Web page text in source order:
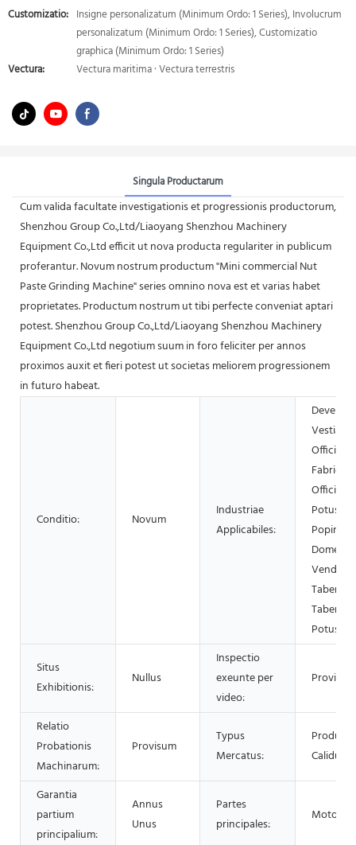
Customizatio: Insigne personalizatum (Minimum Ordo: 1 Series), Involucrum
personalizatum (Minimum Ordo: 1 Series), Customizatio
graphica (Minimum Ordo: 1 Series)
Vectura:
Vectura maritima · Vectura terrestris
Singula Productarum
Cum valida facultate investigationis et progressionis productorum,
Shenzhou Group Co.,Ltd/Liaoyang Shenzhou Machinery
Equipment Co.,Ltd efficit ut nova producta regulariter in publicum
proferantur. Novum nostrum productum "Mini commercial Nut
Paste Grinding Machine" series omnino nova est et varias habet
proprietates. Productum nostrum ut tibi perfecte conveniat aptari
potest. Shenzhou Group Co.,Ltd/Liaoyang Shenzhou Machinery
Equipment Co.,Ltd negotium suum in foro feliciter per annos
proximos auxit et fieri potest ut societas meliorem progressionem
in futuro habeat.
Conditio: Novum
Industriae
Applicabiles:
Vestiaria,
Officina
Officina
Potus,
Popina,
Taberna
Potus,
Situs
Exhibitionis:
Nullus
Inspectio
exeunte per
video:
Provisum
Relatio
Probationis
Machinarum:
Provisum
Typus
Mercatus:
Calidum
Garantia
partium
principalium:
Annus
Unus
Partes
principales:
Motor